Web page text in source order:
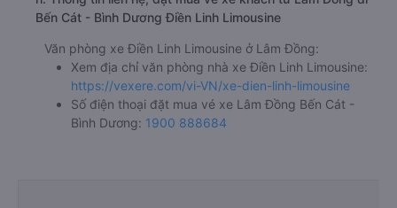
Bến Cát - Bình Dương Điền Linh Limousine
Văn phòng xe Điền Linh Limousine ở Lâm Đồng:
Xem địa chỉ văn phòng nhà xe Điền Linh Limousine:
https://vexere.com/vi-VN/xe-dien-linh-limousine
Số điện thoại đặt mua vé xe Lâm Đồng Bến Cát -
Bình Dương: 1900 888684